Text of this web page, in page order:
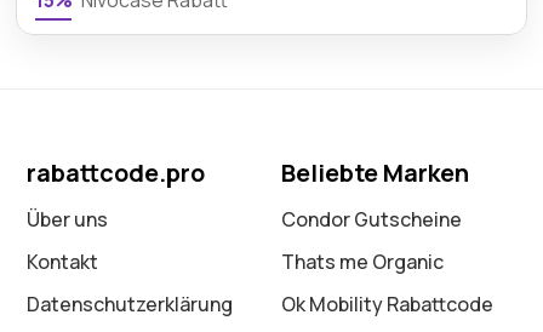
rabattcode.pro
Über uns
Kontakt
Datenschutz­erklärung
Beliebte Marken
Condor Gutscheine
Thats me Organic
Ok Mobility Rabattcode